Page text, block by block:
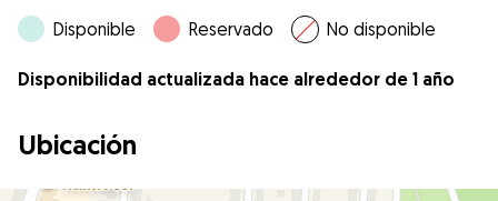
Disponible Reservado No disponible
Disponibilidad actualizada hace alrededor de 1 año
Ubicación